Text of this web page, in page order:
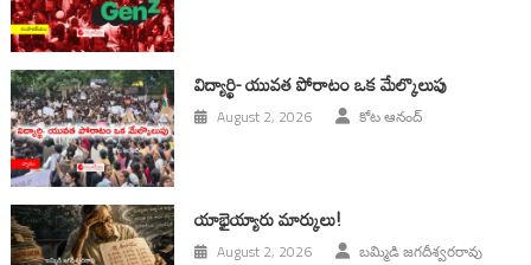
విద్యార్థి- యువత పోరాటం ఒక మేల్కొలుపు
August 2, 2026 కోట ఆనంద్
యాభైయ్యారు మార్కులు!
August 2, 2026 బమ్మిడి జగదీశ్వరరావు